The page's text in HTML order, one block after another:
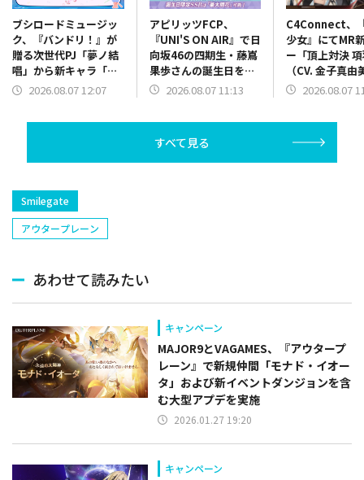
ブシロードミュージッ
ク、『バンドリ！』が
贈る次世代PJ「夢ノ結
唱」から新キャラ「夢
ノ結唱 MEW」の開発を
2026.08.07 12:07
アピリッツFCP、
『UNI'S ON AIR』で日
向坂46の四期生・藤嶌
果歩さんの誕生日を記
念した「誕生日限定バ
2026.08.07 11:13
C4Connect、
少女』にてMR
ー「頂上対決
（CV. 金子真由
が本日正午より
2026.08.07
すべて見る
Smilegate
アウタープレーン
あわせて読みたい
キャンペーン
MAJOR9とVAGAMES、『アウタープ
レーン』で新規仲間「モナド・イオー
タ」および新イベントダンジョンを含
む大型アプデを実施
2026.01.27 19:20
キャンペーン